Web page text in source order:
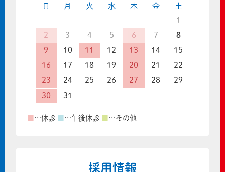
日 月 火 水 木 金
土
1
2
3 4 5 6 7
8
9
10 11 12 13 14
15
16
17 18 19 20 21
22
23
24 25 26 27 28
29
30
31
■ …休診 ■ …午後休診 ■…その他
採用情報